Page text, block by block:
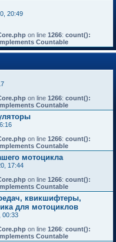
20:49
on line 1266: count():
Countable
on line 1266: count():
Countable
on line 1266: count():
Countable
мотоцикла
17:44
on line 1266: count():
Countable
квикшифтеры,
для мотоциклов
00:33
on line 1266: count():
Countable